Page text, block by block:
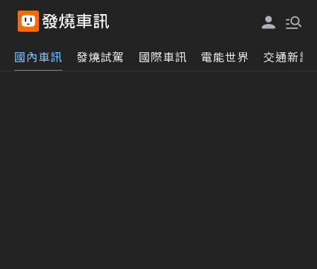
國內車訊 發燒試駕 國際車訊 電能世界 交通新訊